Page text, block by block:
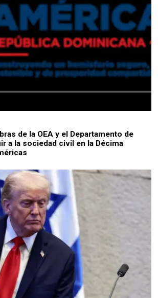
de la OEA y el Departamento de
a la sociedad civil en la Décima